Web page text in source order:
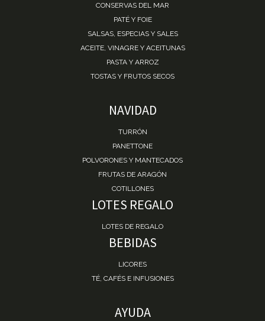
CONSERVAS DEL MAR
PATÉ Y FOIE
SALSAS, ESPECIAS Y SALES
ACEITE, VINAGRE Y ACEITUNAS
PASTA Y ARROZ
TOSTAS Y FRUTOS SECOS
NAVIDAD
TURRÓN
PANETTONE
POLVORONES Y MANTECADOS
FRUTAS DE ARAGÓN
COTILLONES
LOTES REGALO
LOTES DE REGALO
BEBIDAS
LICORES
TÉ, CAFÉS E INFUSIONES
AYUDA